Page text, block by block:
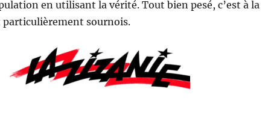
en utilisant la vérité. Tout bien pesé, c’est à la
particulièrement sournois.